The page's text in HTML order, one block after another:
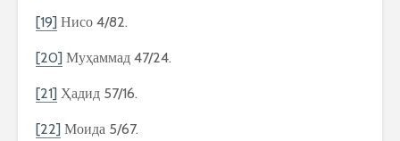
[19] Нисо 4/82.
[20] Муҳаммад 47/24.
[21] Ҳадид 57/16.
[22] Моида 5/67.